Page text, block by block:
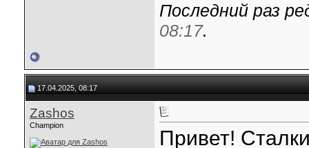
Последний раз
08:17.
17.04.2025, 08:17
Zashos
Champion
Привет!